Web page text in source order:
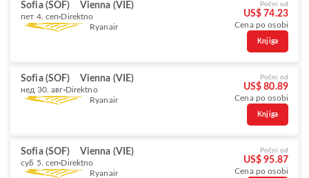
Sofia (SOF) Vienna (VIE)
пет 4. сеп Direktno
Ryanair
Počni od
US$ 74.23
Cena po osobi
Knjiga
Sofia (SOF) Vienna (VIE)
нед 30. авг Direktno
Ryanair
Počni od
US$ 80.89
Cena po osobi
Knjiga
Sofia (SOF) Vienna (VIE)
суб 5. сеп Direktno
Ryanair
Počni od
US$ 95.87
Cena po osobi